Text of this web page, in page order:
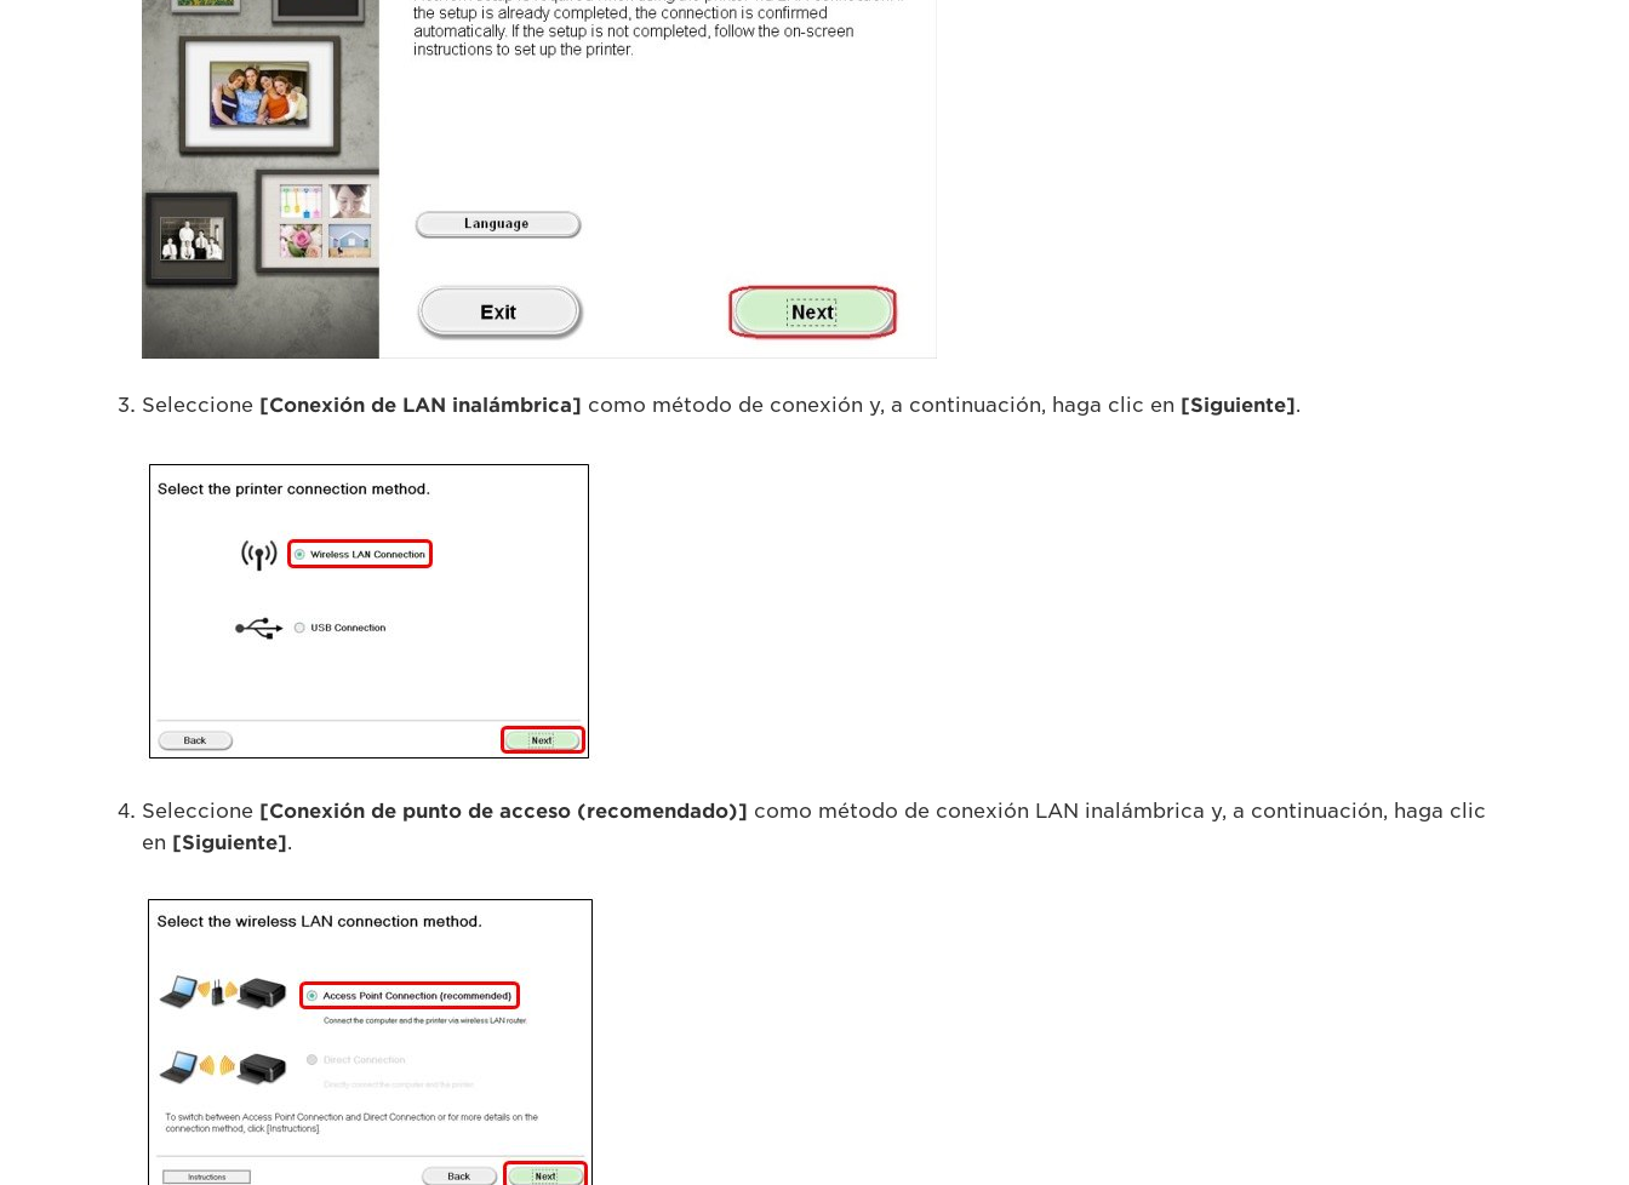
Seleccione [Conexión de LAN inalámbrica] como método de conexión y, a continuación, haga clic en [Siguiente].
Seleccione [Conexión de punto de acceso (recomendado)] como método de conexión LAN inalámbrica y, a continuación, haga clic
en [Siguiente].